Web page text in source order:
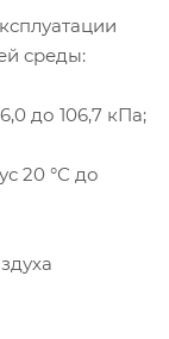
среды:
106,7 кПа;
20 °С до